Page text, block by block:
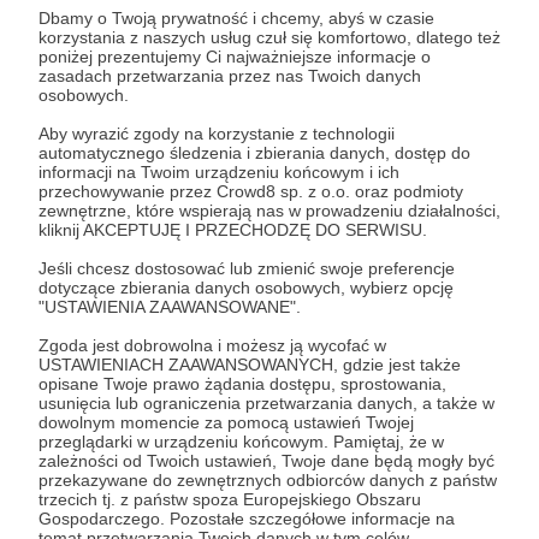
Dbamy o Twoją prywatność i chcemy, abyś w czasie
korzystania z naszych usług czuł się komfortowo, dlatego też
poniżej prezentujemy Ci najważniejsze informacje o
zasadach przetwarzania przez nas Twoich danych
osobowych.
Aby wyrazić zgody na korzystanie z technologii
automatycznego śledzenia i zbierania danych, dostęp do
informacji na Twoim urządzeniu końcowym i ich
przechowywanie przez Crowd8 sp. z o.o. oraz podmioty
zewnętrzne, które wspierają nas w prowadzeniu działalności,
kliknij AKCEPTUJĘ I PRZECHODZĘ DO SERWISU.
Jeśli chcesz dostosować lub zmienić swoje preferencje
dotyczące zbierania danych osobowych, wybierz opcję
"USTAWIENIA ZAAWANSOWANE".
Zgoda jest dobrowolna i możesz ją wycofać w
USTAWIENIACH ZAAWANSOWANYCH, gdzie jest także
opisane Twoje prawo żądania dostępu, sprostowania,
usunięcia lub ograniczenia przetwarzania danych, a także w
dowolnym momencie za pomocą ustawień Twojej
przeglądarki w urządzeniu końcowym. Pamiętaj, że w
zależności od Twoich ustawień, Twoje dane będą mogły być
przekazywane do zewnętrznych odbiorców danych z państw
trzecich tj. z państw spoza Europejskiego Obszaru
Gospodarczego. Pozostałe szczegółowe informacje na
uświadomić je, jak wiele drzwi stoi przed nimi
otworem. Przecież wszystko, czego potrzebują,
aby osiągnąć sukces, jest w zasięgu ich
możliwości!
Już kilka tysięcy dziewczyn z Polski rozwija się
razem z naszą Fundacją! Z naszych programów
może korzystać każda dziewczyna w wieku od 13
do 24 lat, bez względu na dotychczasowe
osiągnięcia, wykształcenie, status społeczny czy
ekonomiczny. Wystarczy, że wyrażą chęć
uczestniczenia w naszych programach, a mają
szansę zdobyć nowe cenne doświadczenia,
umiejętności oraz przyjaciół na całym świecie.
Nasze podopieczne nie płacą ani złotówki za
możliwość korzystania z naszych programów.
Wszystko to, co widzisz, jest efektem osobistej
pracy Zofii oraz wolontariuszek, w tym coachów i
ekspertek, które dobrowolnie oddają swój czas i
wiedzę, aby podzielić się nią z młodymi
dziewczynami i popchnąć je do rozwoju i działania
Rozwiń opis
Cele
Girls Global Ready
10 000 zł
7 650 zł
brakuje
23%
Unikatowy program Girls Global
Ready łączy 100 dziewczyn z Polski
ze 100 dziewczynami ze Stanów